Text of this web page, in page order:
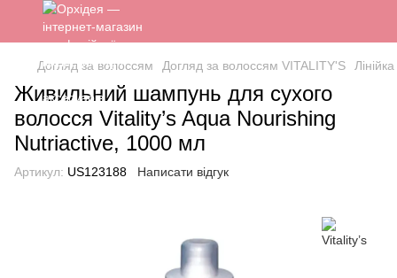
Догляд за волоссям Догляд за волоссям VITALITY'S
Живильний шампунь для сухого
волосся Vitality’s Aqua Nourishing
Nutriactive, 1000 мл
Артикул: US123188 Написати відгук